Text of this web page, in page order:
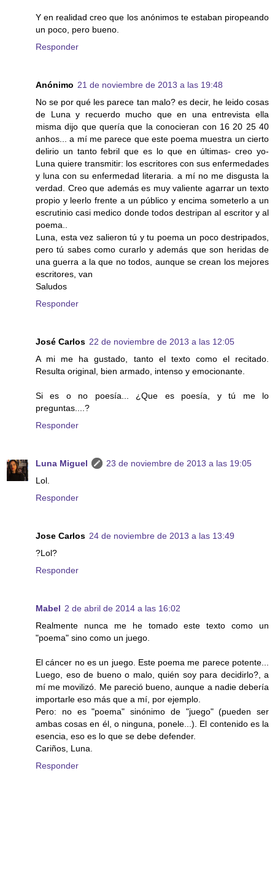
Y en realidad creo que los anónimos te estaban piropeando
un poco, pero bueno.
Responder
Anónimo 21 de noviembre de 2013 a las 19:48
No se por qué les parece tan malo? es decir, he leido cosas
de Luna y recuerdo mucho que en una entrevista ella
misma dijo que quería que la conocieran con 16 20 25 40
anhos... a mí me parece que este poema muestra un cierto
delirio un tanto febril que es lo que en últimas- creo yo-
Luna quiere transmitir: los escritores con sus enfermedades
y luna con su enfermedad literaria. a mí no me disgusta la
verdad. Creo que además es muy valiente agarrar un texto
propio y leerlo frente a un público y encima someterlo a un
escrutinio casi medico donde todos destripan al escritor y al
poema..
Luna, esta vez salieron tú y tu poema un poco destripados,
pero tú sabes como curarlo y además que son heridas de
una guerra a la que no todos, aunque se crean los mejores
escritores, van
Saludos
Responder
José Carlos 22 de noviembre de 2013 a las 12:05
A mi me ha gustado, tanto el texto como el recitado.
Resulta original, bien armado, intenso y emocionante.
Si es o no poesía... ¿Que es poesía, y tú me lo
preguntas....?
Responder
Luna Miguel
23 de noviembre de 2013 a las 19:05
Lol.
Responder
Jose Carlos 24 de noviembre de 2013 a las 13:49
?Lol?
Responder
Mabel 2 de abril de 2014 a las 16:02
Realmente nunca me he tomado este texto como un
"poema" sino como un juego.
El cáncer no es un juego. Este poema me parece potente...
Luego, eso de bueno o malo, quién soy para decidirlo?, a
mí me movilizó. Me pareció bueno, aunque a nadie debería
importarle eso más que a mí, por ejemplo.
Pero: no es "poema" sinónimo de "juego" (pueden ser
ambas cosas en él, o ninguna, ponele...). El contenido es la
esencia, eso es lo que se debe defender.
Cariños, Luna.
Responder